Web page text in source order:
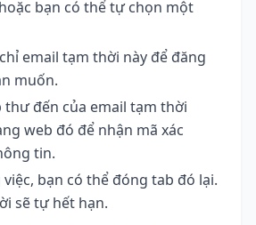
bạn có thể tự chọn một
email tạm thời này để đăng
muốn.
thư đến của email tạm thời
web đó để nhận mã xác
tin.
bạn có thể đóng tab đó lại.
sẽ tự hết hạn.